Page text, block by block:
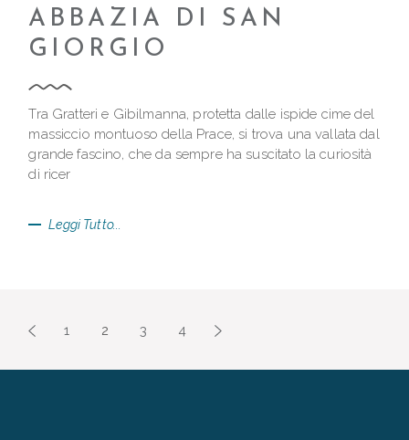
ABBAZIA DI SAN
GIORGIO
Tra Gratteri e Gibilmanna, protetta dalle ispide cime del
massiccio montuoso della Prace, si trova una vallata dal
grande fascino, che da sempre ha suscitato la curiosità
di ricer
Leggi Tutto...
PAGINAZIONE
1 2 3 4